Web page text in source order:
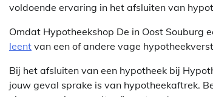
voldoende ervaring in het afsluiten van
Omdat Hypotheekshop De in Oost Souburg
leent van een of andere vage
Bij het afsluiten van een hypotheek bij
jouw geval sprake is van hypotheekaftrek.